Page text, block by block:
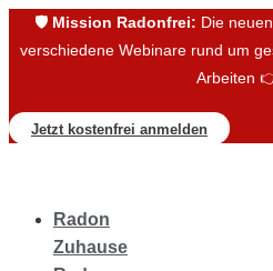
🛡️ Mission Radonfrei: Die
verschiedene Webinare rund um
Arbeiten
Jetzt kostenfrei anmelden
Radon
Zuhause